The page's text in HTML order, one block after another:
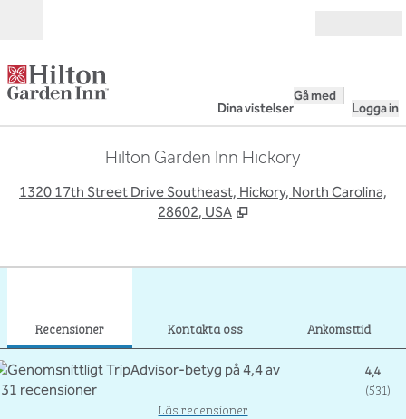
Dina vistelser
Gå med
Logga in
Hilton Garden Inn Hickory
1320 17th Street Drive Southeast, Hickory, North Carolina,
28602, USA
Recensioner Kontakta oss Ankomsttid
4,4
(531)
Läs recensioner